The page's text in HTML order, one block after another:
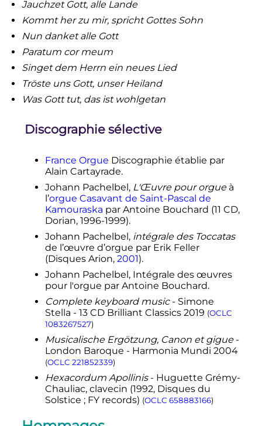
Jauchzet Gott, alle Lande
Kommt her zu mir, spricht Gottes Sohn
Nun danket alle Gott
Paratum cor meum
Singet dem Herrn ein neues Lied
Tröste uns Gott, unser Heiland
Was Gott tut, das ist wohlgetan
Discographie sélective
France Orgue Discographie établie par
Alain Cartayrade.
Johann Pachelbel, L'Œuvre pour orgueà
l’orgue Casavant de Saint-Pascal de
Kamouraska par Antoine Bouchard (11 CD,
Dorian, 1996-1999).
Johann Pachelbel, intégrale des Toccatas
de l’œuvre d’orgue par Erik Feller
(Disques Arion, 2001).
Johann Pachelbel, Intégrale des œuvres
pour l'orgue par Antoine Bouchard.
Complete keyboard music- Simone
Stella - 13 CD Brilliant Classics 2019 (OCLC
1083267527)
Musicalische Ergötzung, Canon et gigue-
London Baroque - Harmonia Mundi 2004
(OCLC 221852339)
Hexacordum Apollinis- Huguette Grémy-
Chauliac, clavecin (1992, Disques du
Solstice ; FY records) (OCLC 658883166)